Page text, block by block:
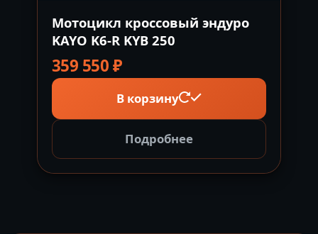
Мотоцикл кроссовый эндуро
KAYO K6-R KYB 250
359 550₽
В корзину
Подробнее